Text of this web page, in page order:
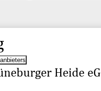
Heide eG